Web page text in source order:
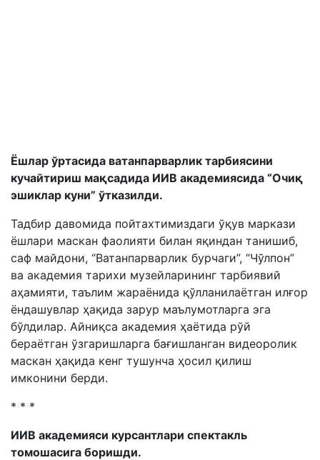
Ёшлар ўртасида ватанпарварлик тарбиясини
кучайтириш мақсадида ИИВ академиясида “Очиқ
эшиклар куни” ўтказилди.
Тадбир давомида пойтахтимиздаги ўқув маркази
ёшлари маскан фаолияти билан яқиндан танишиб,
саф майдони, “Ватанпарварлик бурчаги”, “Чўлпон”
ва академия тарихи музейларининг тарбиявий
аҳамияти, таълим жараёнида қўлланилаётган илғор
ёндашувлар ҳақида зарур маълумотларга эга
бўлдилар. Айниқса академия ҳаётида рўй
бераётган ўзгаришларга бағишланган видеоролик
маскан ҳақида кенг тушунча ҳосил қилиш
имконини берди.
* * *
ИИВ академияси курсантлари спектакль
томошасига боришди.